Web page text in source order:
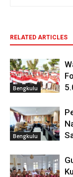
RELATED ARTICLES
Bengkulu
Bengkulu